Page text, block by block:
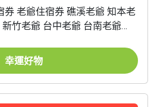
券 老爺住宿券 礁溪老爺 知本老
竹老爺 台中老爺 台南老爺
幸運好物